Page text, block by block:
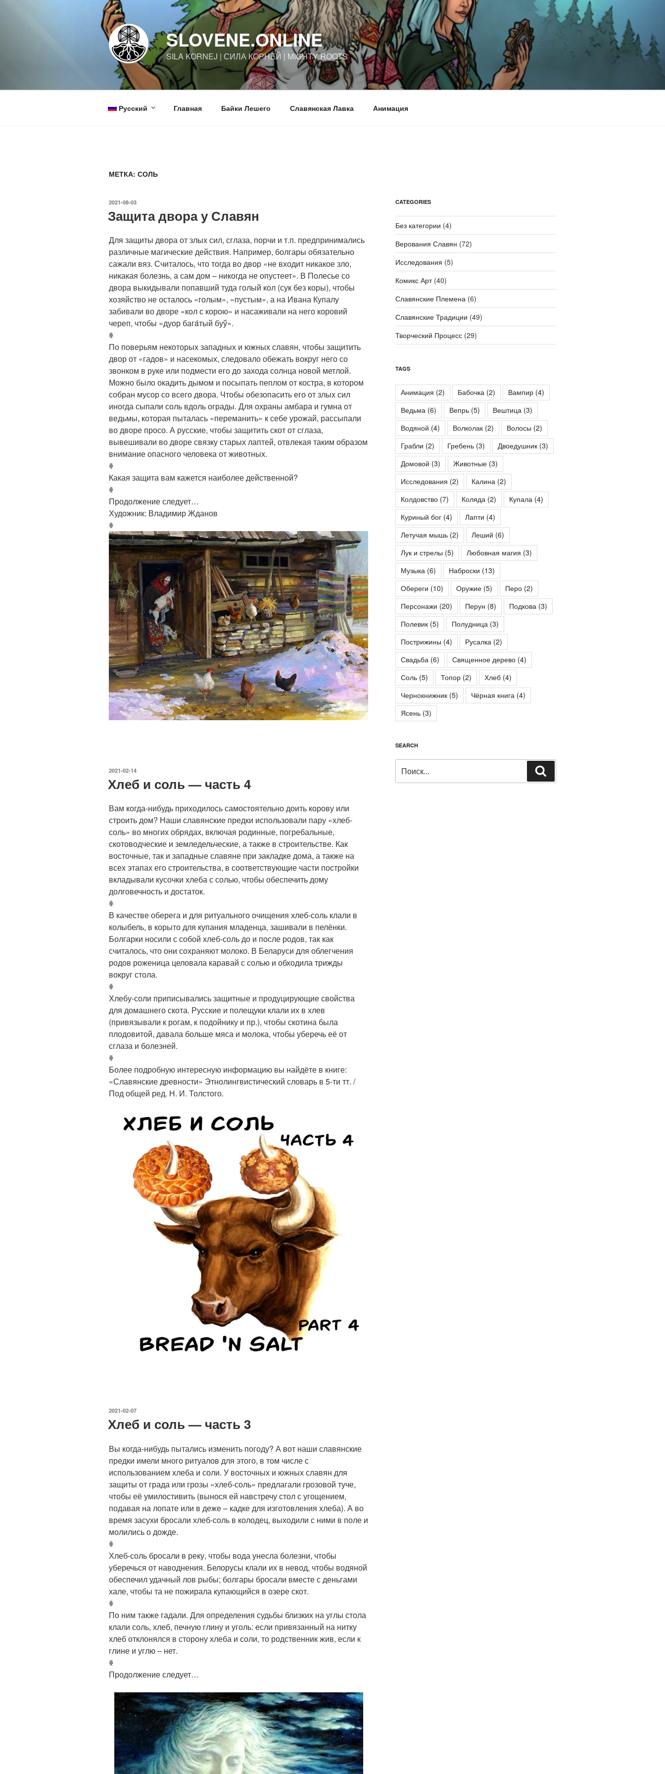
SLOVENE.ONLINE
SILA KORNEJ | СИЛА КОРНЕЙ | MIGHTY ROOTS
Русский Главная Байки Лешего Славянская Лавка Анимация
МЕТКА: СОЛЬ
ОПУБЛИКОВАНО
2021-08-03
Защита двора у Славян
Для защиты двора от злых сил, сглаза, порчи и т.п. предпринимались
различные магические действия. Например, болгары обязательно
сажали вяз. Считалось, что тогда во двор «не входит никакое зло,
никакая болезнь, а сам дом – никогда не опустеет». В Полесье со
двора выкидывали попавший туда голый кол (сук без коры), чтобы
хозяйство не осталось «голым», «пустым», а на Ивана Купалу
забивали во дворе «кол с корою» и насаживали на него коровий
череп, чтобы «дуор багáтый буў».
ꏍ
По поверьям некоторых западных и южных славян, чтобы защитить
двор от «гадов» и насекомых, следовало обежать вокруг него со
звонком в руке или подмести его до захода солнца новой метлой.
Можно было окадить дымом и посыпать пеплом от костра, в котором
собран мусор со всего двора. Чтобы обезопасить его от злых сил
иногда сыпали соль вдоль ограды. Для охраны амбара и гумна от
ведьмы, которая пыталась «переманить» к себе урожай, рассыпали
во дворе просо. А русские, чтобы защитить скот от сглаза,
вывешивали во дворе связку старых лаптей, отвлекая таким образом
внимание опасного человека от животных.
ꏍ
Какая защита вам кажется наиболее действенной?
ꏍ
Продолжение следует…
Художник: Владимир Жданов
ꏍ
ОПУБЛИКОВАНО
2021-02-14
Хлеб и соль — часть 4
Вам когда-нибудь приходилось самостоятельно доить корову или
строить дом? Наши славянские предки использовали пару «хлеб-
соль» во многих обрядах, включая родинные, погребальные,
скотоводческие и земледельческие, а также в строительстве. Как
восточные, так и западные славяне при закладке дома, а также на
всех этапах его строительства, в соответствующие части постройки
вкладывали кусочки хлеба с солью, чтобы обеспечить дому
долговечность и достаток.
ꏍ
В качестве оберега и для ритуального очищения хлеб-соль клали в
колыбель, в корыто для купания младенца, зашивали в пелёнки.
Болгарки носили с собой хлеб-соль до и после родов, так как
считалось, что они сохраняют молоко. В Беларуси для облегчения
родов роженица целовала каравай с солью и обходила трижды
вокруг стола.
ꏍ
Хлебу-соли приписывались защитные и продуцирующие свойства
для домашнего скота. Русские и полещуки клали их в хлев
(привязывали к рогам, к подойнику и пр.), чтобы скотина была
плодовитой, давала больше мяса и молока, чтобы уберечь её от
сглаза и болезней.
ꏍ
Более подробную интересную информацию вы найдёте в книге:
«Славянские древности» Этнолингвистический словарь в 5-ти тт. /
Под общей ред. Н. И. Толстого.
ОПУБЛИКОВАНО
2021-02-07
Хлеб и соль — часть 3
Вы когда-нибудь пытались изменить погоду? А вот наши славянские
предки имели много ритуалов для этого, в том числе с
использованием хлеба и соли. У восточных и южных славян для
защиты от града или грозы «хлеб-соль» предлагали грозовой туче,
чтобы её умилостивить (вынося ей навстречу стол с угощением,
подавая на лопате или в деже – кадке для изготовления хлеба). А во
время засухи бросали хлеб-соль в колодец, выходили с ними в поле и
молились о дожде.
ꏍ
Хлеб-соль бросали в реку, чтобы вода унесла болезни, чтобы
уберечься от наводнения. Белорусы клали их в невод, чтобы водяной
обеспечил удачный лов рыбы; болгары бросали вместе с деньгами
хале, чтобы та не пожирала купающийся в озере скот.
ꏍ
По ним также гадали. Для определения судьбы близких на углы стола
клали соль, хлеб, печную глину и уголь: если привязанный на нитку
хлеб отклонялся в сторону хлеба и соли, то родственник жив, если к
глине и углю – нет.
ꏍ
Продолжение следует…
CATEGORIES
Без категории (4)
Верования Славян (72)
Исследования (5)
Комикс Арт(40)
Славянские Племена(6)
Славянские Традиции (49)
Творческий Процесс(29)
TAGS
Анимация (2) Бабочка(2) Вампир(4)
Ведьма(6) Вепрь(5) Вештица(3)
Водяной (4) Волколак(2) Волосы (2)
Грабли (2) Гребень(3) Двоедушник(3)
Домовой (3) Животные(3)
Исследования (2) Калина(2)
Колдовство(7) Коляда(2) Купала(4)
Куриный бог(4) Лапти (4)
Летучая мышь(2) Леший (6)
Лук и стрелы (5) Любовная магия (3)
Музыка(6) Наброски (13)
Обереги (10) Оружие(5) Перо(2)
Персонажи (20) Перун (8) Подкова(3)
Полевик(5) Полудница(3)
Пострижины (4) Русалка(2)
Свадьба(6) Священное дерево(4)
Соль(5) Топор(2) Хлеб(4)
Чернокнижник(5) Чёрная книга(4)
Ясень(3)
SEARCH